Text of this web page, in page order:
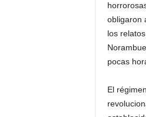
obligaron
los
pocas
El